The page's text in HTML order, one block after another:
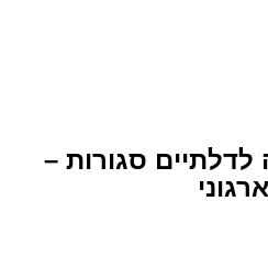
לדלתיים סגורות –